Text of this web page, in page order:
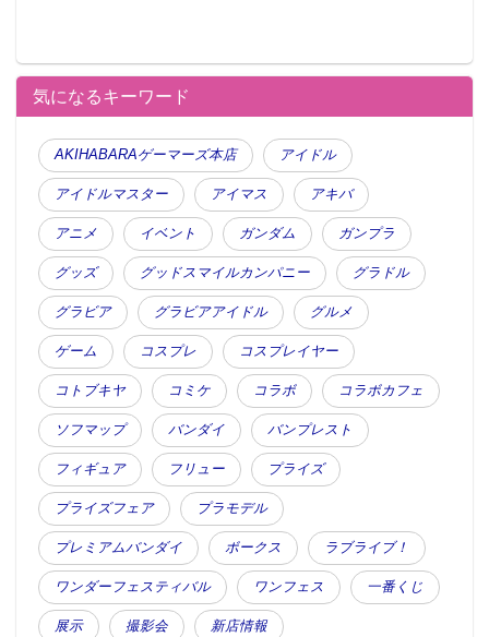
気になるキーワード
AKIHABARAゲーマーズ本店 アイドル
アイドルマスター アイマス アキバ
アニメ イベント ガンダム ガンプラ
グッズ グッドスマイルカンパニー グラドル
グラビア グラビアアイドル グルメ
ゲーム コスプレ コスプレイヤー
コトブキヤ コミケ コラボ コラボカフェ
ソフマップ バンダイ バンプレスト
フィギュア フリュー プライズ
プライズフェア プラモデル
プレミアムバンダイ ボークス ラブライブ！
ワンダーフェスティバル ワンフェス 一番くじ
展示 撮影会 新店情報